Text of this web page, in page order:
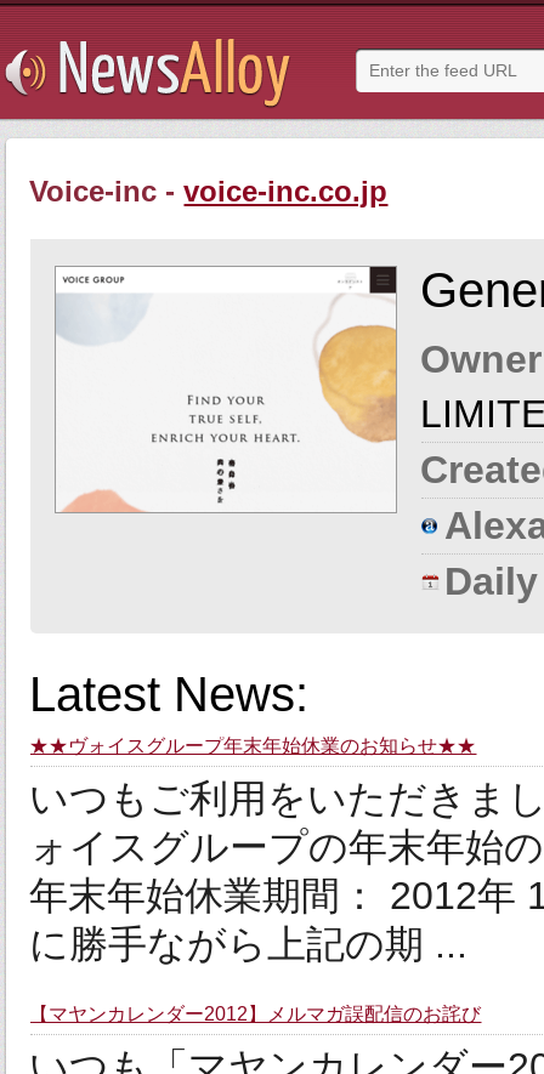
Voice-inc -voice-inc.co.jp
Latest News:
★★ヴォイスグループ年末年始休業のお知らせ★★
いつもご利用をいただきま
ォイスグループの年末年始
年末年始休業期間： 2012年
に勝手ながら上記の期 ...
【マヤンカレンダー2012】メルマガ誤配信のお詫び